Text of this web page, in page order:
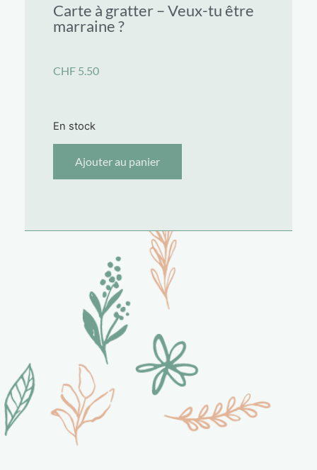
Carte à gratter – Veux-tu être
marraine ?
CHF 5.50
En stock
Ajouter au panier